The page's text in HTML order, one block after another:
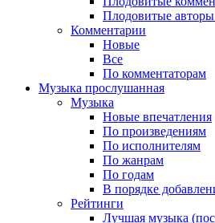
Плодовитые
Комментарии
Новые
Все
По комментаторам
Музыка прослушанная
Музыка
Новые впечатления
По произведениям
По исполнителям
По жанрам
По годам
В порядке
Рейтинги
Лучшая музыка